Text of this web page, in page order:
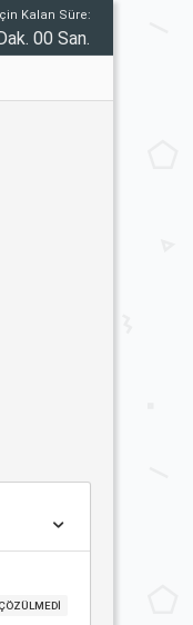
Kalan Süre:
00 San.